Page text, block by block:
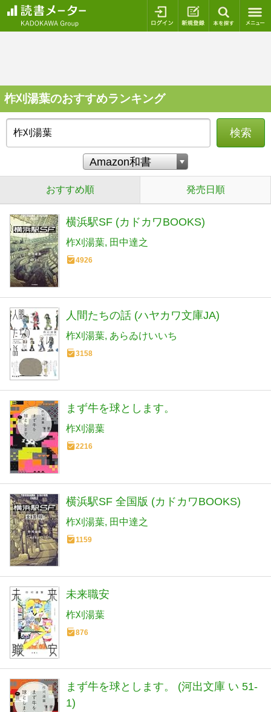
ログイン 新規登録
柞刈湯葉のおすすめランキング
検索
おすすめ順 発売日順
横浜駅SF (カドカワBOOKS)
柞刈湯葉 田中達之
4926
人間たちの話 (ハヤカワ文庫JA)
柞刈湯葉 あらゐけいいち
3158
まず牛を球とします。
柞刈湯葉
2216
横浜駅SF 全国版 (カドカワBOOKS)
柞刈湯葉 田中達之
1159
未来職安
柞刈湯葉
876
まず牛を球とします。 (河出文庫 い 51-
1)